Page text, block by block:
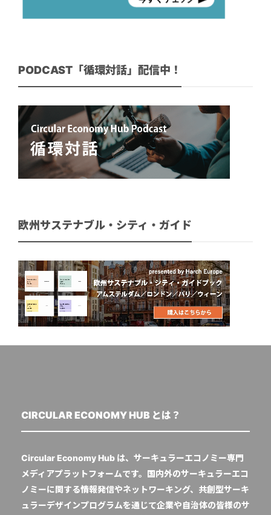
PODCAST「循環対話」配信中！
欧州サステナブル・シティ・ガイド
CIRCULAR ECONOMY HUB とは？
Circular Economy Hub は、サーキュラーエコノミー専門
メディアプラットフォームです。国内外のサーキュラーエコ
ノミーに関する情報発信やネットワーキング、共創型サーキ
ュラーデザインプログラムを通じて企業や自治体の皆様のサ